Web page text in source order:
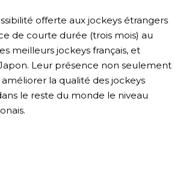
offerte aux jockeys étrangers
de courte durée (trois mois) au
meilleurs jockeys français, et
Leur présence non seulement
la qualité des jockeys
le reste du monde le niveau